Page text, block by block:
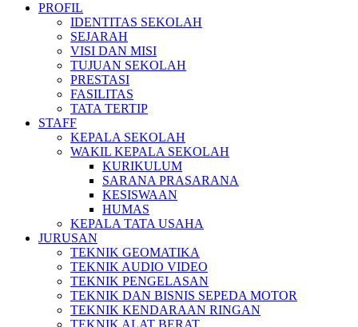
PROFIL
IDENTITAS SEKOLAH
SEJARAH
VISI DAN MISI
TUJUAN SEKOLAH
PRESTASI
FASILITAS
TATA TERTIP
STAFF
KEPALA SEKOLAH
WAKIL KEPALA SEKOLAH
KURIKULUM
SARANA PRASARANA
KESISWAAN
HUMAS
KEPALA TATA USAHA
JURUSAN
TEKNIK GEOMATIKA
TEKNIK AUDIO VIDEO
TEKNIK PENGELASAN
TEKNIK DAN BISNIS SEPEDA MOTOR
TEKNIK KENDARAAN RINGAN
TEKNIK ALAT BERAT